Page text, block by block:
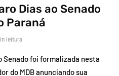
Dias ao Senado
Paraná
leitura
Senado foi formalizada nesta
do MDB anunciando sua